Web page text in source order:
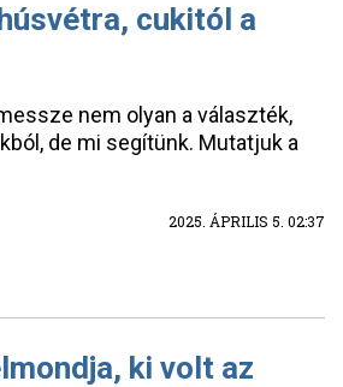
cukitól a
nem olyan a választék,
de mi segítünk. Mutatjuk a
2025. ÁPRILIS 5. 02:37
ki volt az